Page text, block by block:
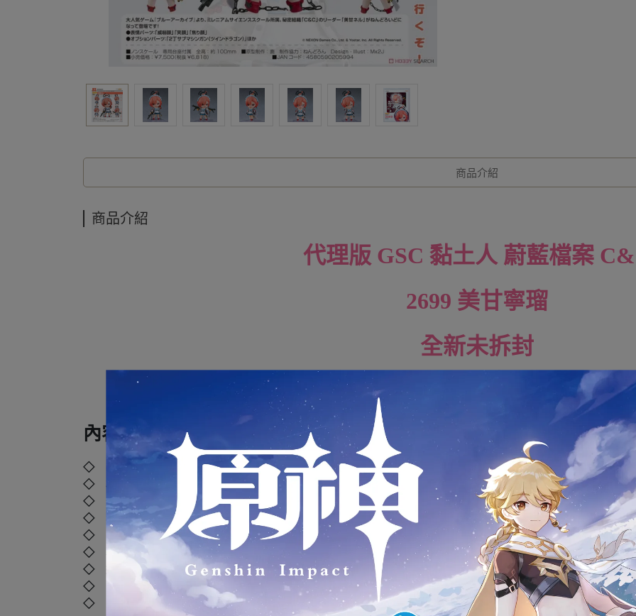
商品介紹
商品介紹
代理版 GSC 黏土人 蔚藍檔案
2699 美甘寧瑠
全新未拆封
下標前請先詢問
內容規格：
◇ 品牌：
GOOD SMILE COMPANY (GSC)
◇ 材質：塑膠、聚苯乙烯、聚乙烯、聚丙烯
◇ 外盒尺寸：
17.5 x 13.5 x 9 cm
◇ 年齡：4歲以上
◇ 國際碼：4580590205994
◇ 本產品如拆封或之後壓損後即無法恢復原狀，可能會導致影響您的退貨權益，在您還不確定是否要辦理退
◇ 運送過程外盒偶有碰撞擠壓，但並不損及內盒產品的完整性，如嚴格要求外盒完整者請慎重考慮
◇ 商品照片僅供參考，以實際出貨商品顏色款式為準
◇ 商品經拆封後，如有任何商品問題，可直接撥打本店客服0908-313-155或(02)2946-1234，將有專人為您服務